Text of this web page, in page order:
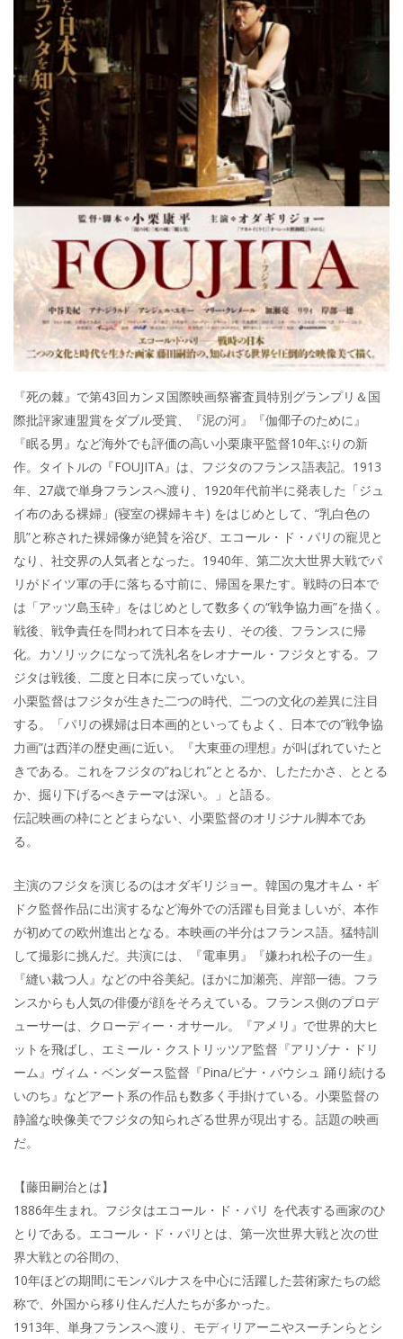
『死の棘』で第43回カンヌ国際映画祭審査員特別グランプリ＆国
際批評家連盟賞をダブル受賞、『泥の河』『伽倻子のために』
『眠る男』など海外でも評価の高い小栗康平監督10年ぶりの新
作。タイトルの『FOUJITA』は、フジタのフランス語表記。1913
年、27歳で単身フランスへ渡り、1920年代前半に発表した「ジュ
イ布のある裸婦」(寝室の裸婦キキ) をはじめとして、“乳白色の
肌”と称された裸婦像が絶賛を浴び、エコール・ド・パリの寵児と
なり、社交界の人気者となった。1940年、第二次大世界大戦でパ
リがドイツ軍の手に落ちる寸前に、帰国を果たす。戦時の日本で
は「アッツ島玉砕」をはじめとして数多くの“戦争協力画”を描く。
戦後、戦争責任を問われて日本を去り、その後、フランスに帰
化。カソリックになって洗礼名をレオナール・フジタとする。フ
ジタは戦後、二度と日本に戻っていない。
小栗監督はフジタが生きた二つの時代、二つの文化の差異に注目
する。「パリの裸婦は日本画的といってもよく、日本での”戦争協
力画”は西洋の歴史画に近い。『大東亜の理想』が叫ばれていたと
きである。これをフジタの”ねじれ”ととるか、したたかさ、ととる
か、掘り下げるべきテーマは深い。」と語る。
伝記映画の枠にとどまらない、小栗監督のオリジナル脚本であ
る。
主演のフジタを演じるのはオダギリジョー。韓国の鬼才キム・ギ
ドク監督作品に出演するなど海外での活躍も目覚ましいが、本作
が初めての欧州進出となる。本映画の半分はフランス語。猛特訓
して撮影に挑んだ。共演には、『電車男』『嫌われ松子の一生』
『縫い裁つ人』などの中谷美紀。ほかに加瀬亮、岸部一徳。フラ
ンスからも人気の俳優が顔をそろえている。フランス側のプロデ
ューサーは、クローディー・オサール。『アメリ』で世界的大ヒ
ットを飛ばし、エミール・クストリッツア監督『アリゾナ・ドリ
ーム』ヴィム・ベンダース監督『Pina/ピナ・バウシュ 踊り続ける
いのち』などアート系の作品も数多く手掛けている。小栗監督の
静謐な映像美でフジタの知られざる世界が現出する。話題の映画
だ。
【藤田嗣治とは】
1886年生まれ。フジタはエコール・ド・パリ を代表する画家のひ
とりである。エコール・ド・パリとは、第一次世界大戦と次の世
界大戦との谷間の、
10年ほどの期間にモンパルナスを中心に活躍した芸術家たちの総
称で、外国から移り住んだ人たちが多かった。
1913年、単身フランスへ渡り、モディリアーニやスーチンらとシ